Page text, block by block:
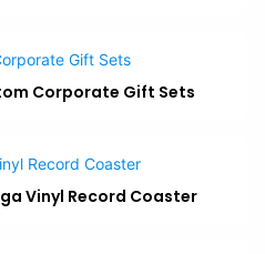
Corporate Gift Sets
Vinyl Record Coaster